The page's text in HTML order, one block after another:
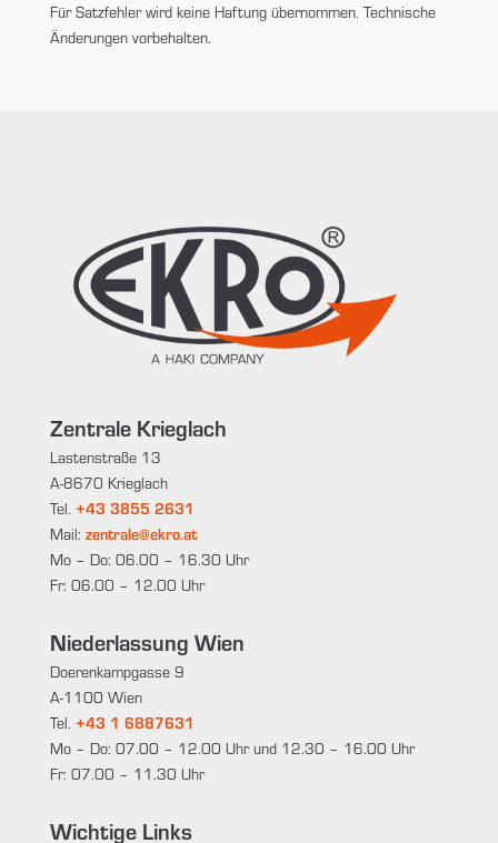
Für Satzfehler wird keine Haftung übernommen. Technische
Änderungen vorbehalten.
Zentrale Krieglach
Lastenstraße 13
A-8670 Krieglach
Tel. +43 3855 2631
Mail: zentrale@ekro.at
Mo – Do: 06.00 – 16.30 Uhr
Fr: 06.00 – 12.00 Uhr
Niederlassung Wien
Doerenkampgasse 9
A-1100 Wien
Tel. +43 1 6887631
Mo – Do: 07.00 – 12.00 Uhr und 12.30 – 16.00 Uhr
Fr: 07.00 – 11.30 Uhr
Wichtige Links